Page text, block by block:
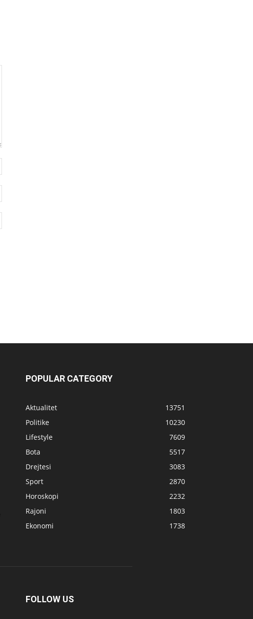
POPULAR CATEGORY
Aktualitet
13751
Politike
10230
Lifestyle
7609
Bota
5517
Drejtesi
3083
Sport
2870
Horoskopi
2232
Rajoni
1803
Ekonomi
1738
FOLLOW US